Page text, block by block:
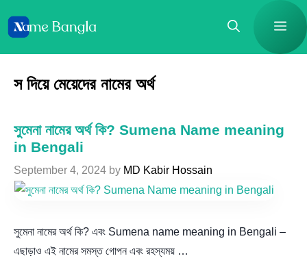
স দিয়ে মেয়েদের নামের অর্থ
সুমেনা নামের অর্থ কি? Sumena Name meaning
in Bengali
September 4, 2024 by MD Kabir Hossain
সুমেনা নামের অর্থ কি? এবং Sumena name meaning in Bengali –
এছাড়াও এই নামের সমস্ত গোপন এবং রহস্যময় …